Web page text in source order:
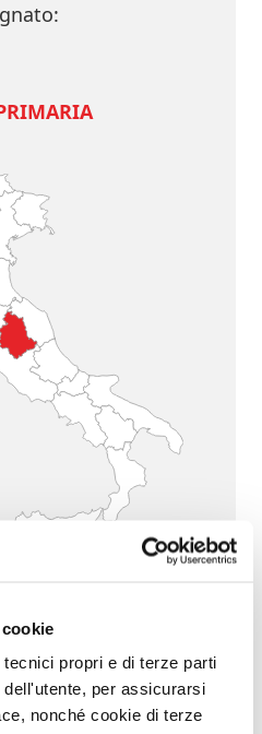
propri e di terze parti
per assicurarsi
nonché cookie di terze
gli stereotipi di genere